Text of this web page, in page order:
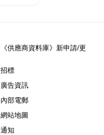
《供應商資料庫》新申請/更
招標
廣告資訊
內部電郵
網站地圖
通知